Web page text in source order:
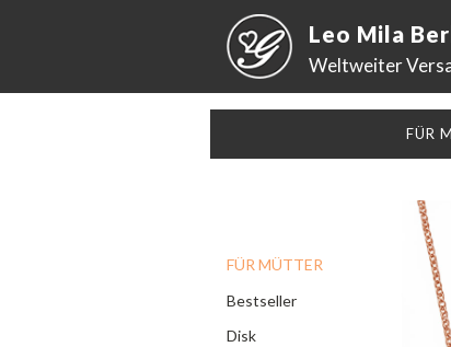
Leo Mila
Weltweiter
FÜR
FÜR MÜTTER
Bestseller
Disk